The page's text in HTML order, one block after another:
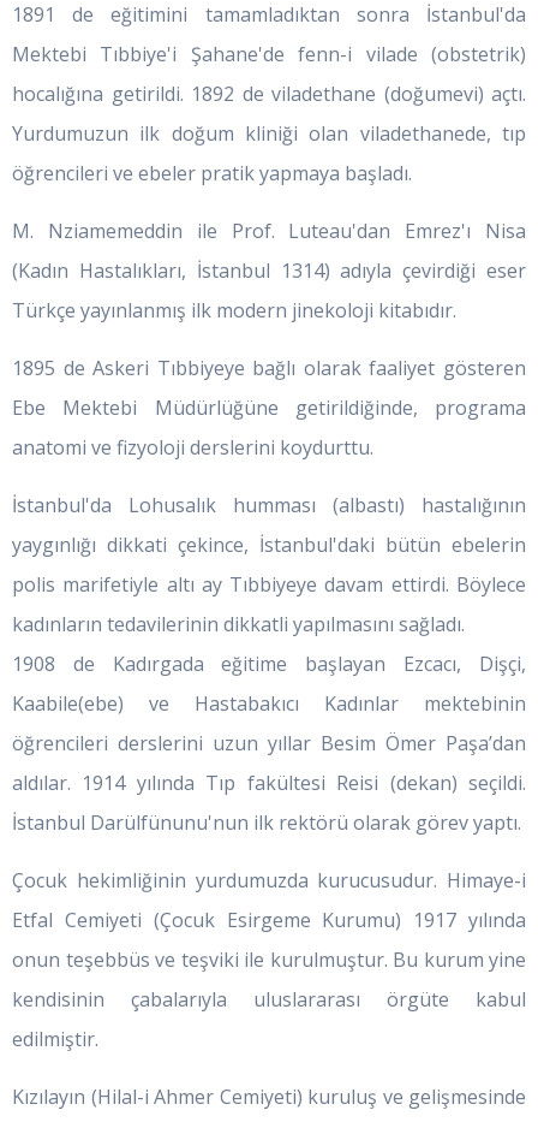
1891 de eğitimini tamamladıktan sonra İstanbul'da
Mektebi Tıbbiye'i Şahane'de fenn-i vilade (obstetrik)
hocalığına getirildi. 1892 de viladethane (doğumevi) açtı.
Yurdumuzun ilk doğum kliniği olan viladethanede, tıp
öğrencileri ve ebeler pratik yapmaya başladı.
M. Nziamemeddin ile Prof. Luteau'dan Emrez'ı Nisa
(Kadın Hastalıkları, İstanbul 1314) adıyla çevirdiği eser
Türkçe yayınlanmış ilk modern jinekoloji kitabıdır.
1895 de Askeri Tıbbiyeye bağlı olarak faaliyet gösteren
Ebe Mektebi Müdürlüğüne getirildiğinde, programa
anatomi ve fizyoloji derslerini koydurttu.
İstanbul'da Lohusalık humması (albastı) hastalığının
yaygınlığı dikkati çekince, İstanbul'daki bütün ebelerin
polis marifetiyle altı ay Tıbbiyeye davam ettirdi. Böylece
kadınların tedavilerinin dikkatli yapılmasını sağladı.
1908 de Kadırgada eğitime başlayan Ezcacı, Dişçi,
Kaabile(ebe) ve Hastabakıcı Kadınlar mektebinin
öğrencileri derslerini uzun yıllar Besim Ömer Paşa’dan
aldılar. 1914 yılında Tıp fakültesi Reisi (dekan) seçildi.
İstanbul Darülfünunu'nun ilk rektörü olarak görev yaptı.
Çocuk hekimliğinin yurdumuzda kurucusudur. Himaye-i
Etfal Cemiyeti (Çocuk Esirgeme Kurumu) 1917 yılında
onun teşebbüs ve teşviki ile kurulmuştur. Bu kurum yine
kendisinin çabalarıyla uluslararası örgüte kabul
edilmiştir.
Kızılayın (Hilal-i Ahmer Cemiyeti) kuruluş ve gelişmesinde